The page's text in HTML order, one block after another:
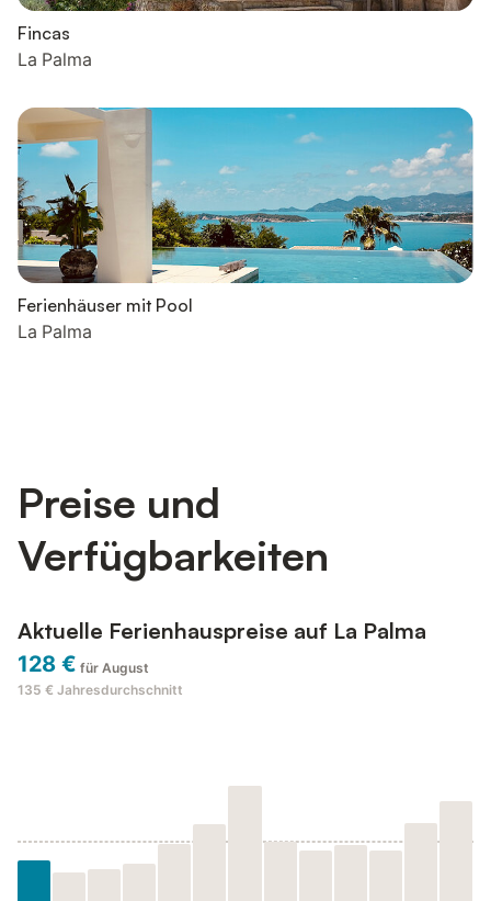
Fincas
La Palma
Ferienhäuser mit Pool
La Palma
Preise und
Verfügbarkeiten
Aktuelle Ferienhauspreise auf La Palma
128 € für August
135 € Jahresdurchschnitt